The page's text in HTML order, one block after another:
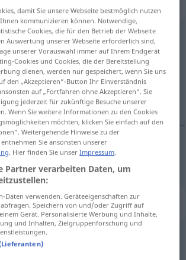
Übersetzungen
Übersetzung anklicken/antippen)
urozmaicony
für "urozmaicony"
,rozmaity
damit Sie unsere Webseite bestmöglich nutzen
kommunizieren können. Notwendige,
Cookies, die für den Betrieb der Webseite
Auswertung unserer Webseite erforderlich sind,
unserer Vorauswahl immer auf Ihrem Endgerät
Cookies und Cookies, die der Bereitstellung
dienen, werden nur gespeichert, wenn Sie uns
den „Akzeptieren“-Button Ihr Einverständnis
auf „Fortfahren ohne Akzeptieren“. Sie
jederzeit für zukünftige Besuche unserer
Wenn Sie weitere Informationen zu den Cookies
möchten, klicken Sie einfach auf den
Weitergehende Hinweise zu der
Sie ansonsten unserer
. Hier finden Sie unserImpressum.
Partner verarbeiten Daten, um
Daten verwenden. Geräteeigenschaften zur
Speichern von und/oder Zugriff auf
Gerät. Personalisierte Werbung und Inhalte,
und Inhalten, Zielgruppenforschung und